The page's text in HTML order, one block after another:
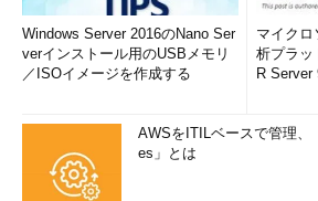
Windows Server 2016のNano Ser
verインストール用のUSBメモリ
／ISOイメージを作成する
マイク
析プラッ
R Server
AWSをITILベースで管理、
es」とは